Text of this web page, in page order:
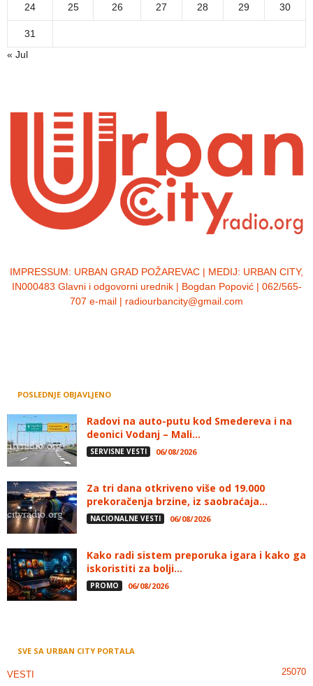
24 25 26 27 28 29 30
31
« Jul
IMPRESSUM: URBAN GRAD POŽAREVAC | MEDIJ: URBAN CITY,
IN000483 Glavni i odgovorni urednik | Bogdan Popović | 062/565-
707 e-mail | radiourbancity@gmail.com
POSLEDNJE OBJAVLJENO
Radovi na auto-putu kod Smedereva i na
deonici Vodanj – Mali...
SERVISNE VESTI 06/08/2026
Za tri dana otkriveno više od 19.000
prekoračenja brzine, iz saobraćaja...
NACIONALNE VESTI 06/08/2026
Kako radi sistem preporuka igara i kako ga
iskoristiti za bolji...
PROMO 06/08/2026
SVE SA URBAN CITY PORTALA
VESTI 25070